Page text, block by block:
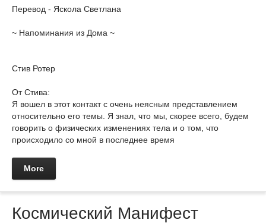
Перевод - Яскола Светлана
~ Напоминания из Дома ~
Стив Ротер
От Стива:
Я вошел в этот контакт с очень неясным представлением
относительно его темы. Я знал, что мы, скорее всего, будем
говорить о физических изменениях тела и о том, что
происходило со мной в последнее время
More
Космический Манифест